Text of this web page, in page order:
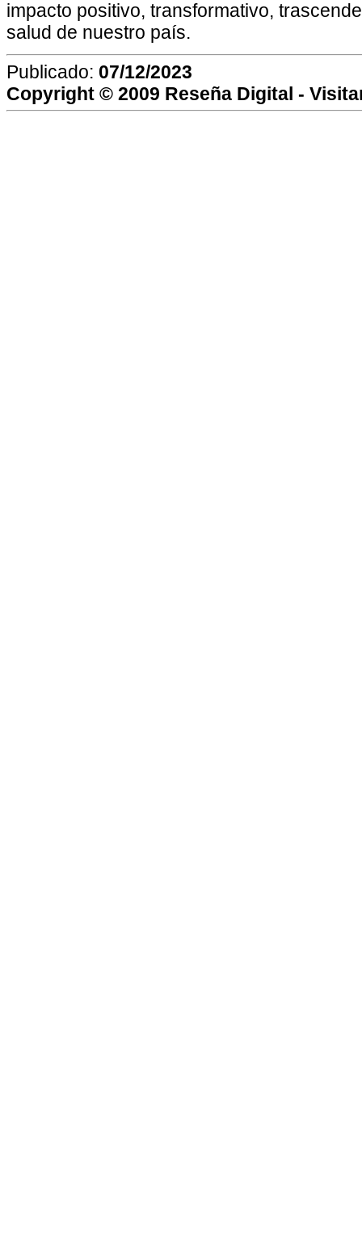
impacto positivo, transformativo,
salud de nuestro país.
Publicado: 07/12/2023
Copyright © 2009 Reseña Digital -